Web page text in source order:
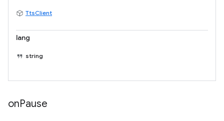
TtsClient
lang
string
onPause